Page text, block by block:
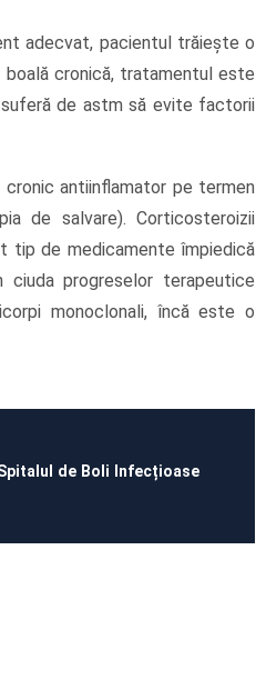
adecvat, pacientul trăiește o
cronică, tratamentul este
de astm să evite factorii
antiinflamator pe termen
de salvare). Corticosteroizii
tip de medicamente împiedică
progreselor terapeutice
monoclonali, încă este o
de Boli Infecțioase